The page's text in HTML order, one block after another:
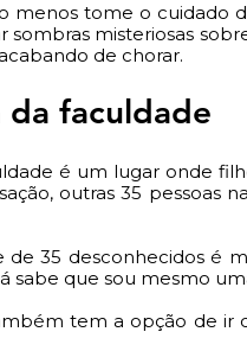
menos tome o cuidado
sombras misteriosas
de chorar.
da faculdade
é um lugar onde
outras 35 pessoas
de 35 desconhecidos é
sabe que sou mesmo
tem a opção de ir